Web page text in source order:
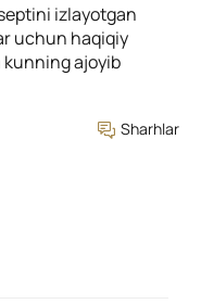
izlayotgan
uchun haqiqiy
kunning ajoyib
Sharhlar